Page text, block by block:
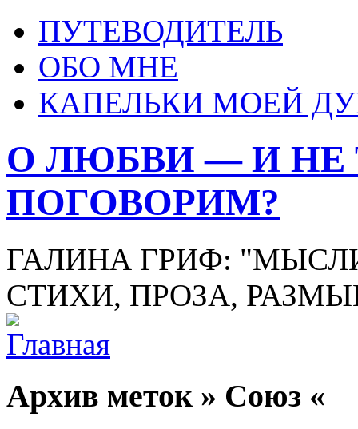
ПУТЕВОДИТЕЛЬ
ОБО МНЕ
КАПЕЛЬКИ МОЕЙ
О ЛЮБВИ — И НЕ
ПОГОВОРИМ?
ГАЛИНА ГРИФ:
СТИХИ, ПРОЗА,
Архив меток » Союз «